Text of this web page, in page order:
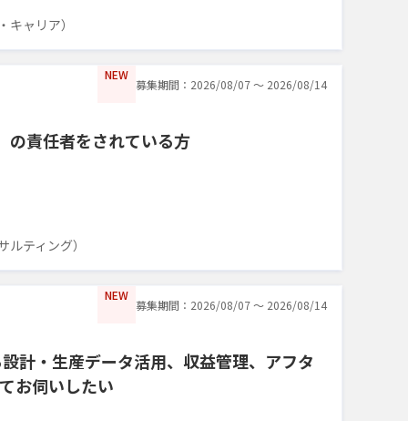
ャリア）
NEW
募集期間：2026/08/07 〜 2026/08/14
の責任者をされている方
ティング）
NEW
募集期間：2026/08/07 〜 2026/08/14
計・生産データ活用、収益管理、アフタ
お伺いしたい